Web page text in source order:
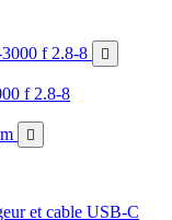

f 2.8-8
